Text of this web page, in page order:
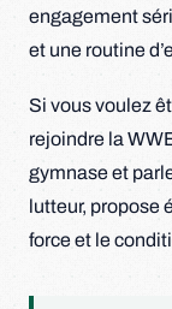
engagement
et une routine
Si vous voulez
rejoindre la
gymnase et
lutteur, propose
force et le